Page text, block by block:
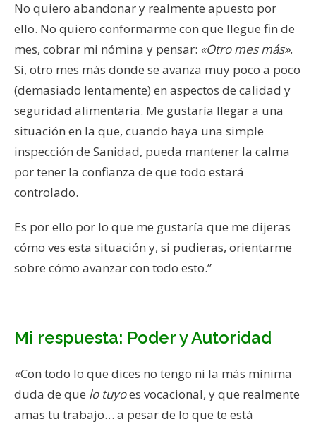
No quiero abandonar y realmente apuesto por
ello. No quiero conformarme con que llegue fin de
mes, cobrar mi nómina y pensar: «Otro mes más».
Sí, otro mes más donde se avanza muy poco a poco
(demasiado lentamente) en aspectos de calidad y
seguridad alimentaria. Me gustaría llegar a una
situación en la que, cuando haya una simple
inspección de Sanidad, pueda mantener la calma
por tener la confianza de que todo estará
controlado.
Es por ello por lo que me gustaría que me dijeras
cómo ves esta situación y, si pudieras, orientarme
sobre cómo avanzar con todo esto.”
Mi respuesta: Poder y Autoridad
«Con todo lo que dices no tengo ni la más mínima
duda de que lo tuyoes vocacional, y que realmente
amas tu trabajo… a pesar de lo que te está